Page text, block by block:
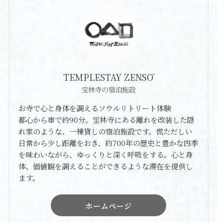
TEMPLESTAY ZENSŌ
宝林寺の宿泊施設
お寺で心と身体を調えるソウルリトリート体験
都心から車で約90分。宝林寺にある離れを改装した隠
れ家のような、一棟貸しの宿泊施設です。慌ただしい
日常から少し距離をおき、約700年の歴史と豊かな四季
を味わいながら、ゆっくりと深く呼吸をする。心と身
体、価値観を調えることができるような滞在を提供し
ます。
ホームページ